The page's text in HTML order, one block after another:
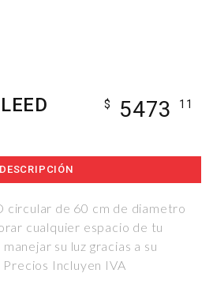
$ 5473 11
DESCRIPCIÓN
circular de 60 cm de diametro
cualquier espacio de tu
su luz gracias a su
Incluyen IVA